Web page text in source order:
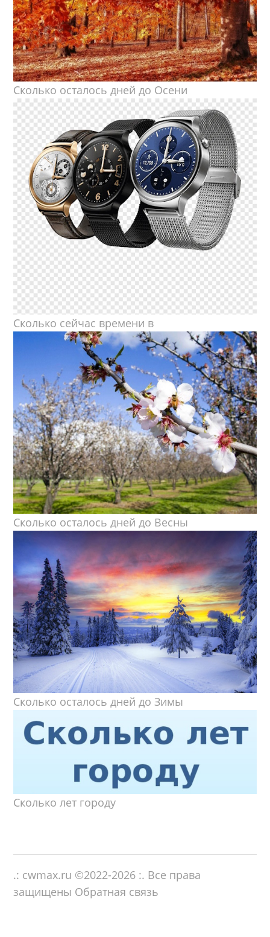
Сколько осталось дней до Осени
Сколько сейчас времени в
Сколько осталось дней до Весны
Сколько осталось дней до Зимы
Сколько лет городу
.: cwmax.ru ©2022-2026 :. Все права
защищены Обратная связь